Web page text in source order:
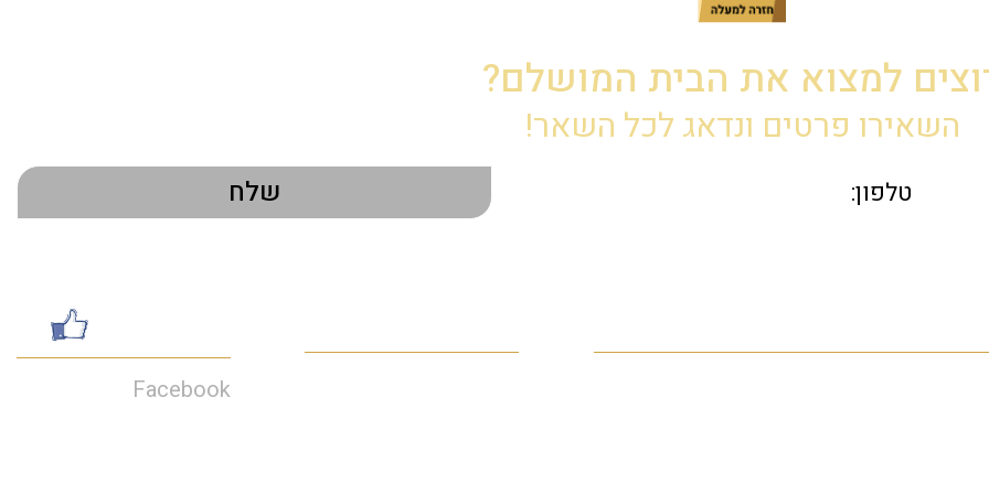
למצוא את הבית המושלם?
השאירו פרטים ונדאג לכל השאר!
Facebook